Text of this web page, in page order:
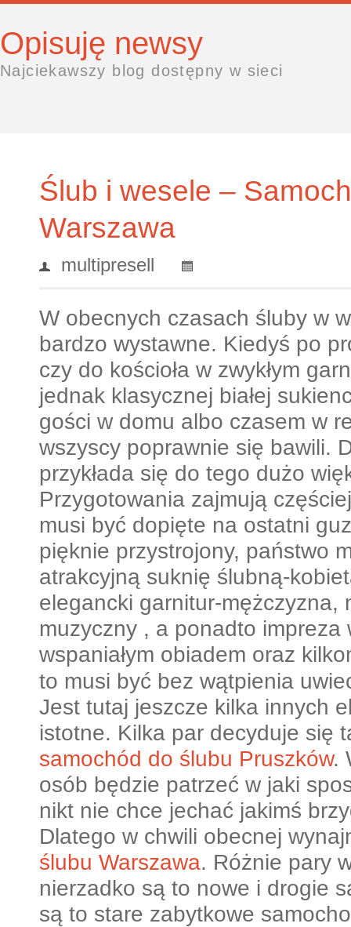
Opisuję newsy
Najciekawszy blog dostępny w sieci
Ślub i wesele –
Warszawa
multipresell
W obecnych czasach śluby w
bardzo wystawne. Kiedyś po
czy do kościoła w zwykłym
jednak klasycznej białej
gości w domu albo czasem w
wszyscy poprawnie się bawili.
przykłada się do tego dużo
Przygotowania zajmują
musi być dopięte na ostatni
pięknie przystrojony, państwo
atrakcyjną suknię ślubną-
elegancki garnitur-mężczyzna,
muzyczny , a ponadto impreza
wspaniałym obiadem oraz
to musi być bez wątpienia
Jest tutaj jeszcze kilka innych
istotne. Kilka par decyduje się
samochód do ślubu Pruszków.
osób będzie patrzeć w jaki
nikt nie chce jechać jakimś
Dlatego w chwili obecnej
ślubu Warszawa. Różnie pary
nierzadko są to nowe i drogie
są to stare zabytkowe